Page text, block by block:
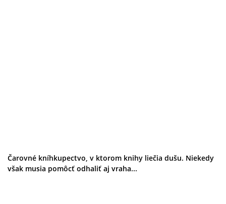
Čarovné kníhkupectvo, v ktorom knihy liečia dušu. Niekedy
však musia pomôcť odhaliť aj vraha...